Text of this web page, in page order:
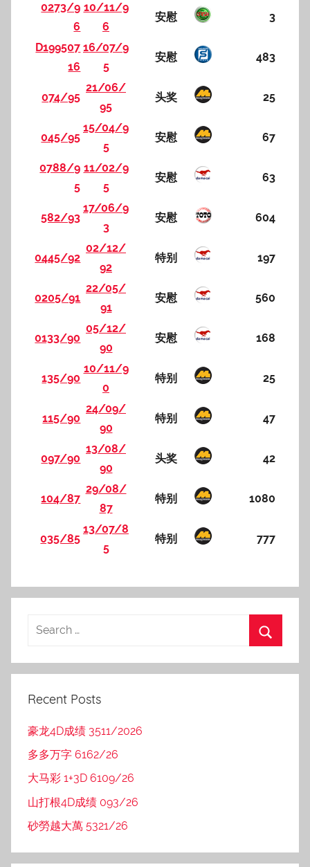
0273/9
6
10/11/9
6
安慰 3
D199507
16
16/07/9
5
安慰 483
074/95
21/06/
95
头奖 25
045/95
15/04/9
5
安慰 67
0788/9
5
11/02/9
5
安慰 63
582/93
17/06/9
3
安慰 604
0445/92
02/12/
92
特别 197
0205/91
22/05/
91
安慰 560
0133/90
05/12/
90
安慰 168
135/90
10/11/9
0
特别 25
115/90
24/09/
90
特别 47
097/90
13/08/
90
头奖 42
104/87
29/08/
87
特别 1080
035/85
13/07/8
5
特别 777
Recent Posts
豪龙4D成绩 3511/2026
多多万字 6162/26
大马彩 1+3D 6109/26
山打根4D成绩 093/26
砂勞越大萬 5321/26